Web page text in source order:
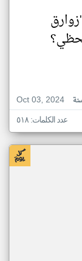
Oct 03, 2024
عدد الكلمات: ٥١٨